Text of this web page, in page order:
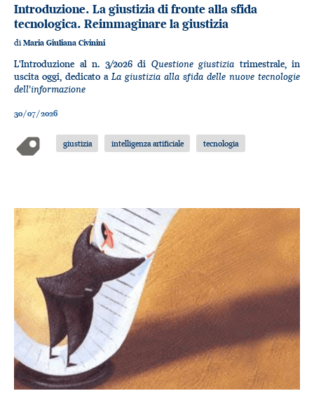
Introduzione. La giustizia di fronte alla sfida
tecnologica. Reimmaginare la giustizia
di Maria Giuliana Civinini
L'Introduzione al n. 3/2026 di Questione giustizia trimestrale, in
uscita oggi, dedicato a La giustizia alla sfida delle nuove tecnologie
dell'informazione
30/07/2026
giustizia intelligenza artificiale tecnologia